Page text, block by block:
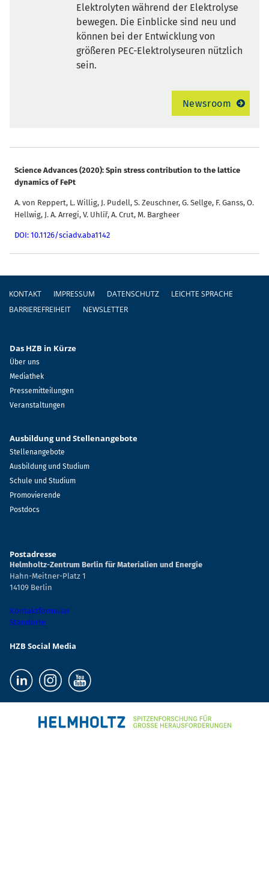
Elektrolyten während der Elektrolyse
bewegen. Die Einblicke sind neu und
können bei der Entwicklung von
größeren PEC-Elektrolyseuren nützlich
sein.
Newsroom
Science Advances (2020): Spin stress contribution to the lattice
dynamics of FePt
A. von Reppert, L. Willig, J. Pudell, S. Zeuschner, G. Sellge, F. Ganss, O.
Hellwig, J. A. Arregi, V. Uhlíř, A. Crut, M. Bargheer
DOI: 10.1126/sciadv.aba1142
Fußzeile
KONTAKT IMPRESSUM DATENSCHUTZ
LEICHTE SPRACHE
BARRIEREFREIHEIT
NEWSLETTER
Das HZB in Kürze
Über uns
Mediathek
Pressemitteilungen
Veranstaltungen
Ausbildung und Stellenangebote
Stellenangebote
Ausbildung und Studium
Schule und Studium
Promovierende
Postdocs
Postadresse
Helmholtz-Zentrum Berlin für Materialien und Energie
Hahn-Meitner-Platz 1
14109 Berlin
Kontaktformular
Standorte
HZB Social Media